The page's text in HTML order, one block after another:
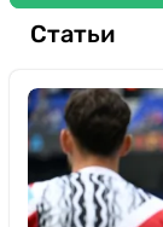
Статьи